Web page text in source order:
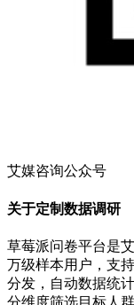
艾媒咨询公众号
关于定制数据调研
草莓派问卷平台是
万级样本用户，支
分发，自动数据统
分维度筛选目标人